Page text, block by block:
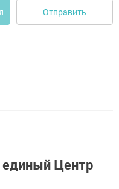
Отправить
единый Центр